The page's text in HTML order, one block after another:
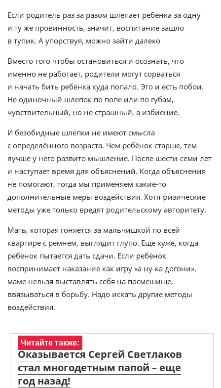
Если родитель раз за разом шлёпает ребёнка за одну
и ту же провинность, значит, воспитание зашло
в тупик. А упорствуя, можно зайти далеко
Вместо того чтобы остановиться и осознать, что
именно не работает, родители могут сорваться
и начать бить ребёнка куда попало. Это и есть побои.
Не одиночный шлепок по попе или по губам,
чувствительный, но не страшный, а избиение.
И безобидные шлепки не имеют смысла
с определённого возраста. Чем ребёнок старше, тем
лучше у него развито мышление. После шести-семи лет
и наступает время для объяснений. Когда объяснения
не помогают, тогда мы применяем какие-то
дополнительные меры воздействия. Хотя физические
методы уже только вредят родительскому авторитету.
Мать, которая гоняется за мальчишкой по всей
квартире с ремнём, выглядит глупо. Ещё хуже, когда
ребёнок пытается дать сдачи. Если ребёнок
воспринимает наказание как игру «а ну-ка догони»,
маме нельзя выставлять себя на посмешище,
ввязываться в борьбу. Надо искать другие методы
воздействия.
Читайте также:
Оказывается Сергей Светлаков
стал многодетным папой – еще
год назад!